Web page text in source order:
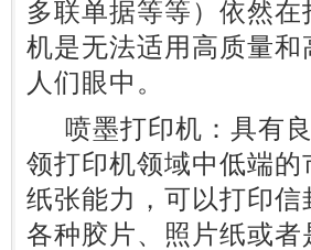
多联单据等等）依然
机是无法适用高质量
人们眼中。
喷墨打印机：具有良
领打印机领域中低端
纸张能力，可以打印
各种胶片、照片纸或